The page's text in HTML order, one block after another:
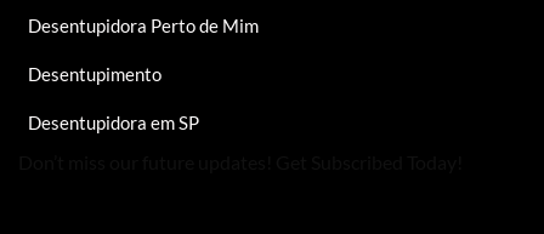
Desentupidora Perto de Mim
Desentupimento
Desentupidora em SP